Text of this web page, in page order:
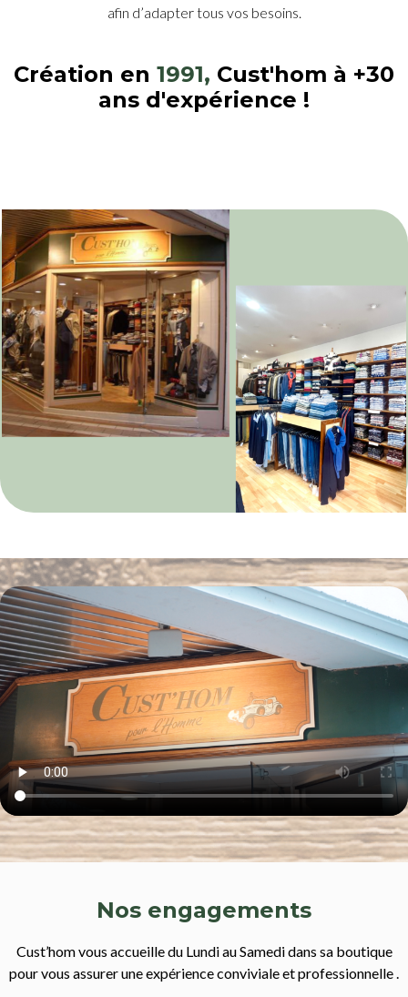
afin d’adapter tous vos besoins.
Création en 1991, Cust'hom à +30
ans d'expérience !
Nos engagements
Cust’hom vous accueille du Lundi au Samedi dans sa boutique
pour vous assurer une expérience conviviale et professionnelle .